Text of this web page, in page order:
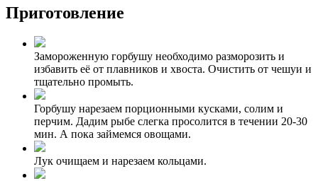
Приготовление
Замороженную горбушу необходимо разморозить и
избавить её от плавников и хвоста. Очистить от чешуи и
тщательно промыть.
Горбушу нарезаем порционными кусками, солим и
перчим. Дадим рыбе слегка просолится в течении 20-30
мин. А пока займемся овощами.
Лук очищаем и нарезаем кольцами.